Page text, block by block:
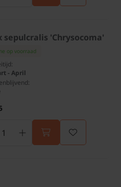
sepulcralis 'Chrysocoma'
op voorraad
- April